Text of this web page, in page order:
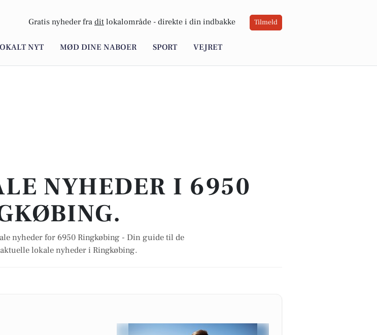
Gratis nyheder fra dit lokalområde - direkte i din indbakke Tilmeld
NYT MØD DINE NABOER SPORT VEJRET
NYHEDER I 6950
nyheder for 6950 Ringkøbing - Din guide til de
lokale nyheder i Ringkøbing.